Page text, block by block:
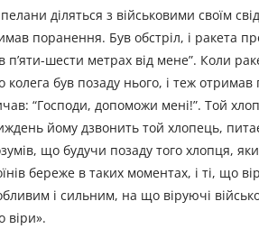
діляться з військовими своїм
поранення. Був обстріл, і ракета
п’яти-шести метрах від мене”. Коли
був позаду нього, і теж
“Господи, допоможи мені!”. Той
йому дзвонить той хлопець,
що будучи позаду того хлопця,
береже в таких моментах, і ті, що
і сильним, на що віруючі
віри».